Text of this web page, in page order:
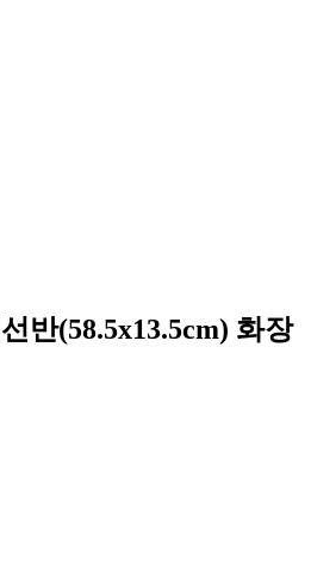
반(58.5x13.5cm) 화장